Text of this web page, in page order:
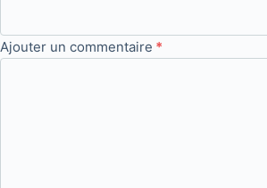
Ajouter un commentaire *